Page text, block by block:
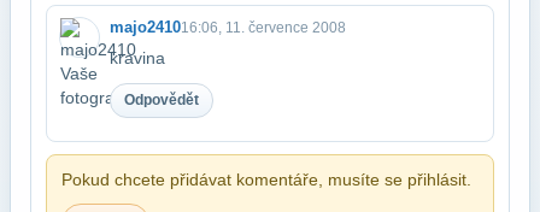
majo241016:06, 11. července 2008
kravina
Odpovědět
Pokud chcete přidávat komentáře, musíte se přihlásit.